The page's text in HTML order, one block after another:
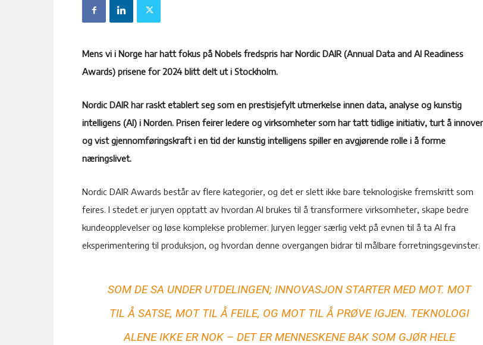
Mens vi i Norge har hatt fokus på Nobels fredspris har Nordic DAIR (Annual Data and AI Readiness
Awards) prisene for 2024 blitt delt ut i Stockholm.
Nordic DAIR har raskt etablert seg som en prestisjefylt utmerkelse innen data, analyse og kunstig
intelligens (AI) i Norden. Prisen feirer ledere og virksomheter som har tatt tidlige initiativ, turt å
og vist gjennomføringskraft i en tid der kunstig intelligens spiller en avgjørende rolle i å forme
næringslivet.
Nordic DAIR Awards består av flere kategorier, og det er slett ikke bare teknologiske fremskritt som
feires. I stedet er juryen opptatt av hvordan AI brukes til å transformere virksomheter, skape bedre
kundeopplevelser og løse komplekse problemer. Juryen legger særlig vekt på evnen til å ta AI fra
eksperimentering til produksjon, og hvordan denne overgangen bidrar til målbare forretningsgevinster.
SOM DE SA UNDER UTDELINGEN; INNOVASJON STARTER MED MOT. MOT
TIL Å SATSE, MOT TIL Å FEILE, OG MOT TIL Å PRØVE IGJEN. TEKNOLOGI
ALENE IKKE ER NOK – DET ER MENNESKENE BAK SOM GJØR HELE